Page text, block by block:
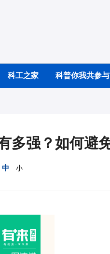
科工之家 科普你我共参与
多强？如何避
中 小